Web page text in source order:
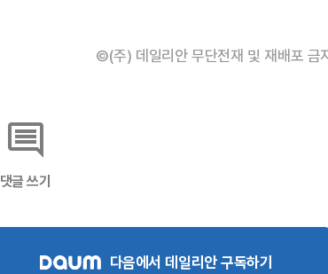
©(주) 데일리안 무단전재 및 재배포 금
댓글 쓰기
다음에서 데일리안 구독하기